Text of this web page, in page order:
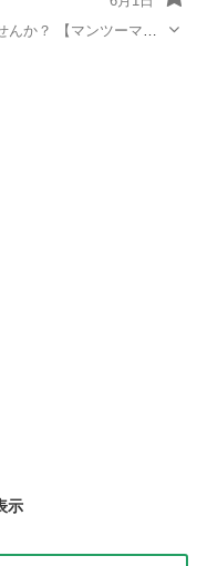
んか？ 【マンツーマン
示